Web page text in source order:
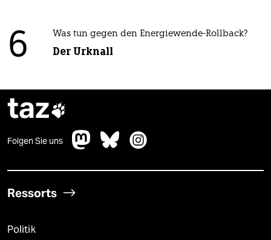
6 Was tun gegen den Energiewende-Rollback?
Der Urknall
taz
Folgen Sie uns
Ressorts
Politik